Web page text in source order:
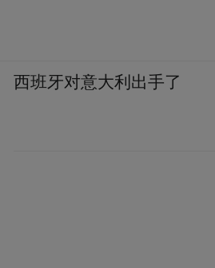
西班牙对意大利出手了